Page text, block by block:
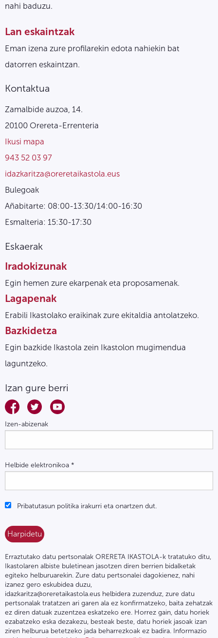
nahi baduzu.
Lan eskaintzak
Eman izena zure profilarekin edota nahiekin bat
datorren eskaintzan.
Kontaktua
Zamalbide auzoa, 14.
20100 Orereta-Errenteria
Ikusi mapa
943 52 03 97
idazkaritza@oreretaikastola.eus
Bulegoak
Añabitarte: 08:00-13:30/14:00-16:30
Esmalteria: 15:30-17:30
Eskaerak
Iradokizunak
Egin hemen zure ekarpenak eta proposamenak.
Lagapenak
Erabili Ikastolako eraikinak zure ekitaldia antolatzeko.
Bazkidetza
Egin bazkide Ikastola zein Ikastolon mugimendua
laguntzeko.
Izan gure berri
Izen-abizenak
Helbide elektronikoa *
Pribatutasun politika irakurri eta onartzen dut.
Erraztutako datu pertsonalak ORERETA IKASTOLA-k tratatuko ditu,
Ikastolaren albiste buletinean jasotzen diren berrien bidalketak
egiteko helburuarekin. Zure datu pertsonalei dagokienez, nahi
izanez gero eskubidea duzu,
idazkaritza@oreretaikastola.eus helbidera zuzenduz, zure datu
pertsonalak tratatzen ari garen ala ez konfirmatzeko, baita zehatzak
ez diren datuak zuzentzea eskatzeko ere. Horrez gain, datu horiek
ezabatzeko eska dezakezu, besteak beste, datu horiek jasoak izan
ziren helburua betetzeko jada beharrezkoak ez badira. Informazio